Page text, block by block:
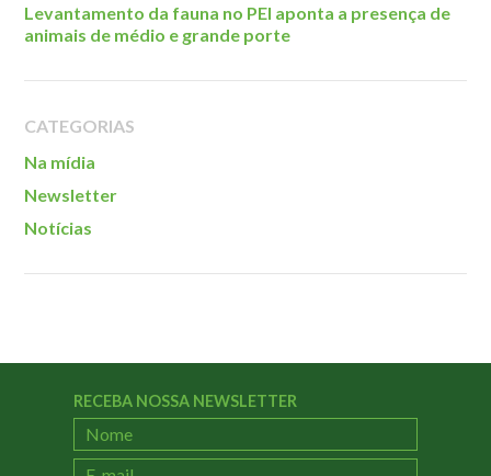
Levantamento da fauna no PEI aponta a presença de
animais de médio e grande porte
CATEGORIAS
Na mídia
Newsletter
Notícias
RECEBA NOSSA NEWSLETTER